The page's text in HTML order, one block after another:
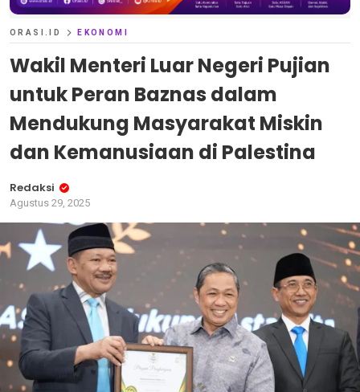
ORASI.ID EKONOMI
Wakil Menteri Luar Negeri Pujian
untuk Peran Baznas dalam
Mendukung Masyarakat Miskin
dan Kemanusiaan di Palestina
Redaksi
Agustus 29, 2025